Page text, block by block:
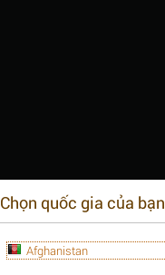
Chọn quốc gia của bạn
Afghanistan